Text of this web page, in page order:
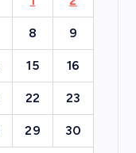
8 9
15 16
22 23
29 30